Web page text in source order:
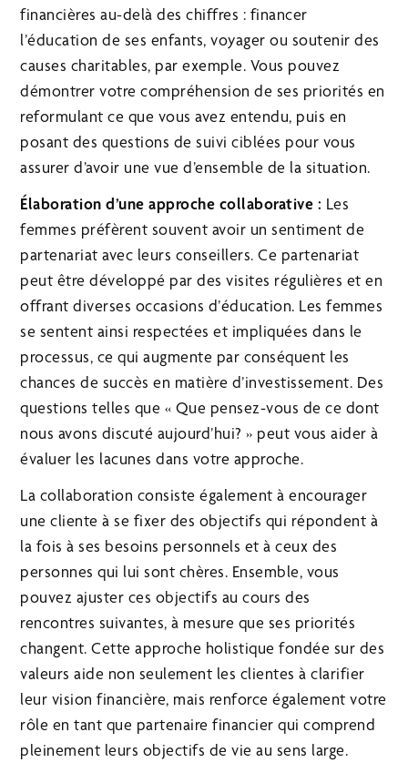
financières au-delà des chiffres : financer
l’éducation de ses enfants, voyager ou soutenir des
causes charitables, par exemple. Vous pouvez
démontrer votre compréhension de ses priorités en
reformulant ce que vous avez entendu, puis en
posant des questions de suivi ciblées pour vous
assurer d’avoir une vue d’ensemble de la situation.
Élaboration d’une approche collaborative : Les
femmes préfèrent souvent avoir un sentiment de
partenariat avec leurs conseillers. Ce partenariat
peut être développé par des visites régulières et en
offrant diverses occasions d’éducation. Les femmes
se sentent ainsi respectées et impliquées dans le
processus, ce qui augmente par conséquent les
chances de succès en matière d’investissement. Des
questions telles que « Que pensez-vous de ce dont
nous avons discuté aujourd’hui? » peut vous aider à
évaluer les lacunes dans votre approche.
La collaboration consiste également à encourager
une cliente à se fixer des objectifs qui répondent à
la fois à ses besoins personnels et à ceux des
personnes qui lui sont chères. Ensemble, vous
pouvez ajuster ces objectifs au cours des
rencontres suivantes, à mesure que ses priorités
changent. Cette approche holistique fondée sur des
valeurs aide non seulement les clientes à clarifier
leur vision financière, mais renforce également votre
rôle en tant que partenaire financier qui comprend
pleinement leurs objectifs de vie au sens large.